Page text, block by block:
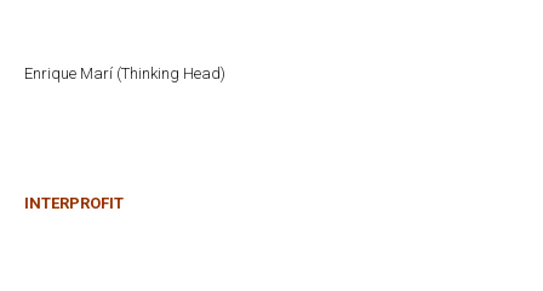
Enrique Marí (Thinking Head)
INTERPROFIT